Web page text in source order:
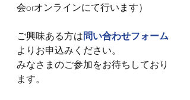
会orオンラインにて行います）
ご興味ある方は問い合わせフォーム
よりお申込みください。
みなさまのご参加をお待ちしており
ます。